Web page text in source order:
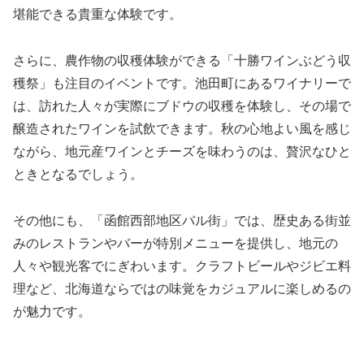
堪能できる貴重な体験です。
さらに、農作物の収穫体験ができる「十勝ワインぶどう収
穫祭」も注目のイベントです。池田町にあるワイナリーで
は、訪れた人々が実際にブドウの収穫を体験し、その場で
醸造されたワインを試飲できます。秋の心地よい風を感じ
ながら、地元産ワインとチーズを味わうのは、贅沢なひと
ときとなるでしょう。
その他にも、「函館西部地区バル街」では、歴史ある街並
みのレストランやバーが特別メニューを提供し、地元の
人々や観光客でにぎわいます。クラフトビールやジビエ料
理など、北海道ならではの味覚をカジュアルに楽しめるの
が魅力です。